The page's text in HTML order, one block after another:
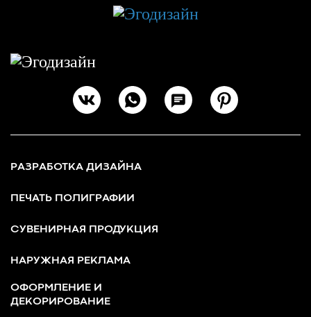
РАЗРАБОТКА ДИЗАЙНА
ПЕЧАТЬ ПОЛИГРАФИИ
СУВЕНИРНАЯ ПРОДУКЦИЯ
НАРУЖНАЯ РЕКЛАМА
ОФОРМЛЕНИЕ И
ДЕКОРИРОВАНИЕ